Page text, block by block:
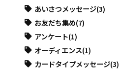
あいさつメッセージ(3)
お友だち集め(7)
アンケート(1)
オーディエンス(1)
カードタイプメッセージ(3)